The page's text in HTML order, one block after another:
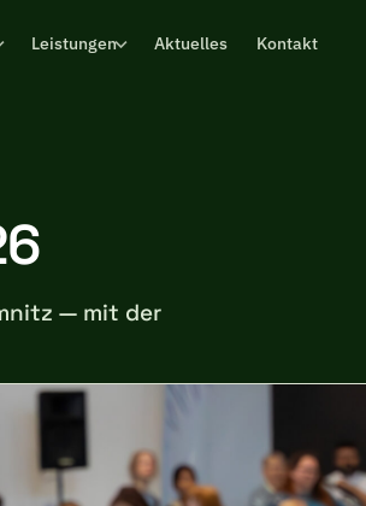
Leistungen Aktuelles Kontakt
— mit der